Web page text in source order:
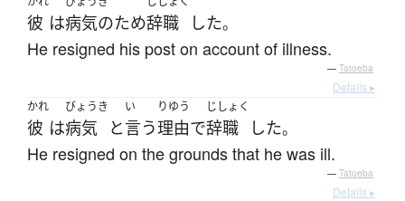
彼 は病気のため辞職 した。
He resigned his post on account of illness.
— Tatoeba
Details ▸
かれ
彼 は
びょうき
病気 と
い
言う
りゆう
理由で
じしょく
辞職 した。
He resigned on the grounds that he was ill.
— Tatoeba
Details ▸